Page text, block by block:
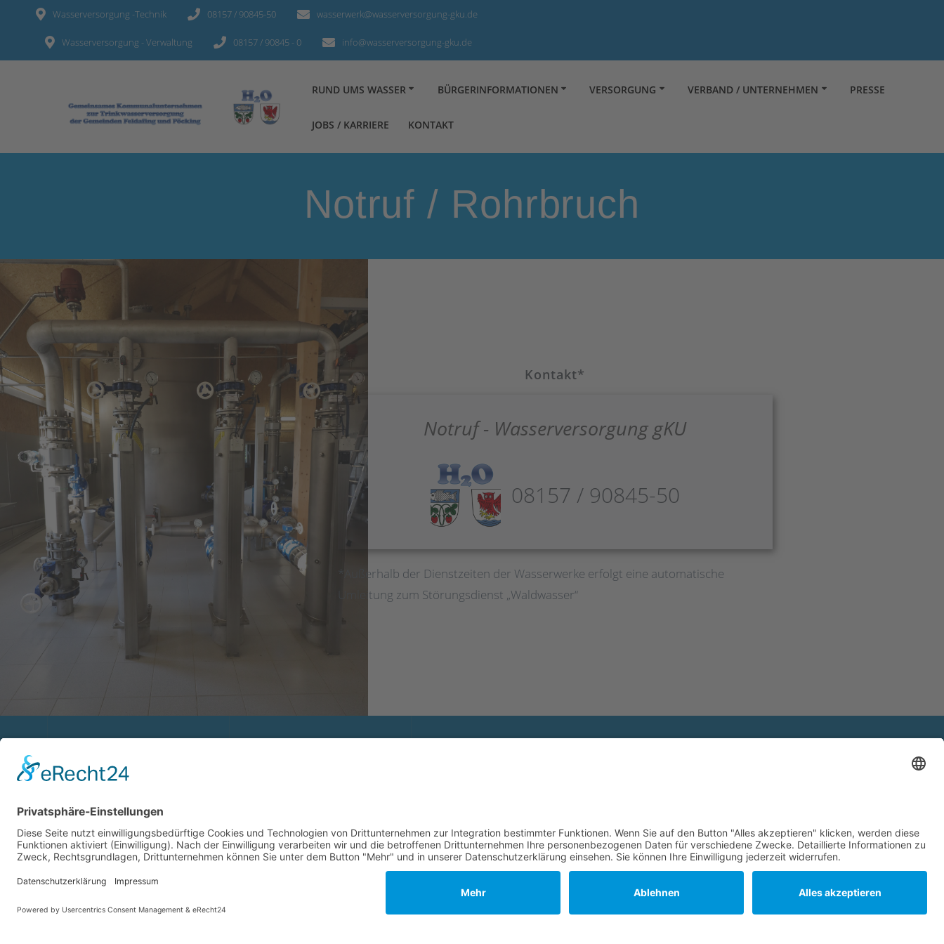
Wasserversorgung -Technik 08157 / 90845-50 wasserwerk@wasserversorgung-gku.de
Wasserversorgung - Verwaltung 08157 / 90845 - 0 info@wasserversorgung-gku.de
RUND UMS WASSER BÜRGERINFORMATIONEN VERSORGUNG VERBAND / UNTERNEHMEN PRESSE
JOBS / KARRIERE KONTAKT
Notruf / Rohrbruch
Kontakt*
Notruf - Wasserversorgung gKU
08157 / 90845-50
*Außerhalb der Dienstzeiten der Wasserwerke erfolgt eine automatische
Umleitung zum Störungsdienst „Waldwasser“
Impressum
Datenschutzerklärung
Erklärung zur Barrierefreiheit
Wassergewinnung Vierseenland
Gemeinde Feldafing
EmpowerWP.